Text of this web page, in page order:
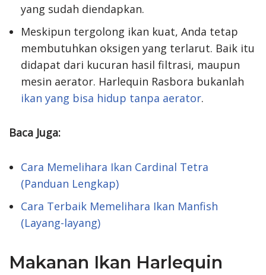
yang sudah diendapkan.
Meskipun tergolong ikan kuat, Anda tetap
membutuhkan oksigen yang terlarut. Baik itu
didapat dari kucuran hasil filtrasi, maupun
mesin aerator. Harlequin Rasbora bukanlah
ikan yang bisa hidup tanpa aerator.
Baca Juga:
Cara Memelihara Ikan Cardinal Tetra
(Panduan Lengkap)
Cara Terbaik Memelihara Ikan Manfish
(Layang-layang)
Makanan Ikan Harlequin